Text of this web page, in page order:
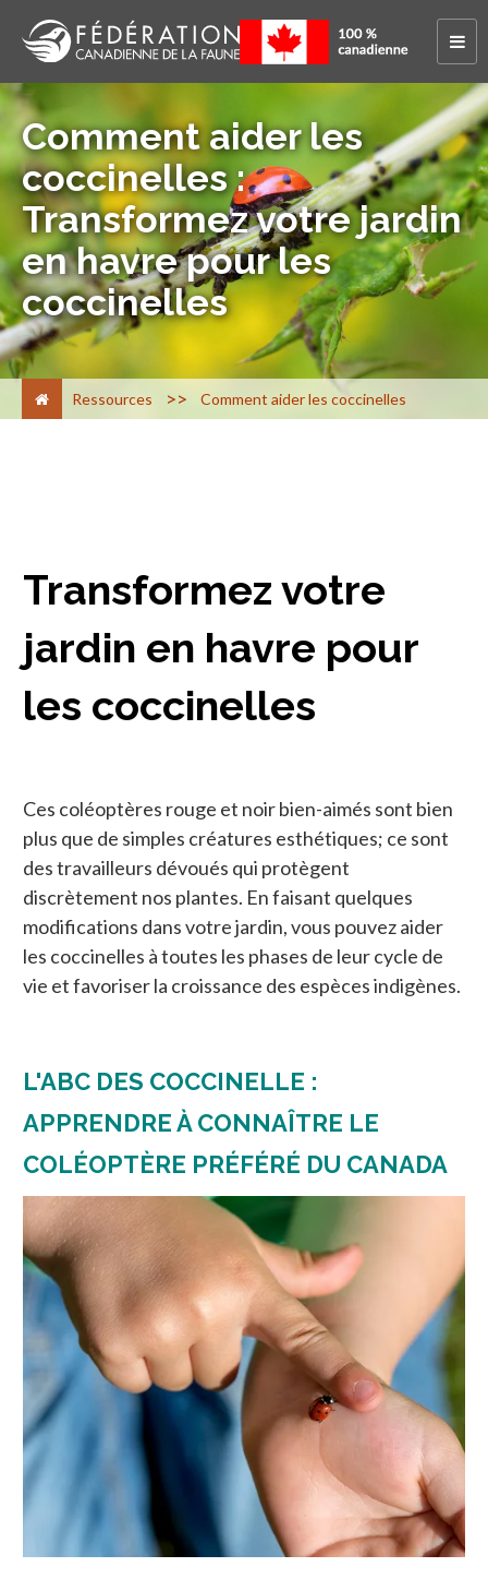
Comment aider les
coccinelles :
Transformez votre jardin
en havre pour les
coccinelles
Ressources > Comment aider les coccinelles
Transformez votre
jardin en havre pour
les coccinelles
Ces coléoptères rouge et noir bien-aimés sont bien
plus que de simples créatures esthétiques; ce sont
des travailleurs dévoués qui protègent
discrètement nos plantes. En faisant quelques
modifications dans votre jardin, vous pouvez aider
les coccinelles à toutes les phases de leur cycle de
vie et favoriser la croissance des espèces indigènes.
L'ABC DES COCCINELLE :
APPRENDRE À CONNAÎTRE LE
COLÉOPTÈRE PRÉFÉRÉ DU CANADA